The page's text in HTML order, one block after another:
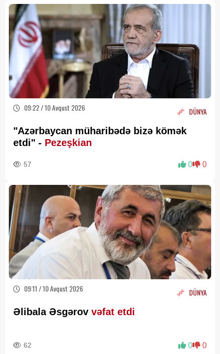
09:22 / 10 Avqust 2026 DÜNYA
"Azərbaycan müharibədə bizə kömək
etdi" - Pezeşkian
57 0 0
09:11 / 10 Avqust 2026 DÜNYA
Əlibala Əsgərov vəfat etdi
62 0 0